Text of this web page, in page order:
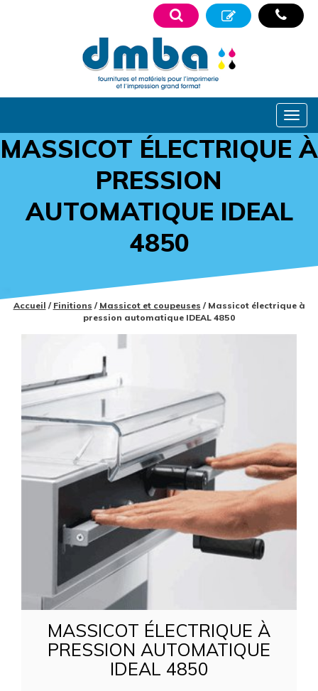
MASSICOT ÉLECTRIQUE À
PRESSION
AUTOMATIQUE IDEAL
4850
Accueil / Finitions / Massicot et coupeuses / Massicot électrique à
pression automatique IDEAL 4850
MASSICOT ÉLECTRIQUE À
PRESSION AUTOMATIQUE
IDEAL 4850